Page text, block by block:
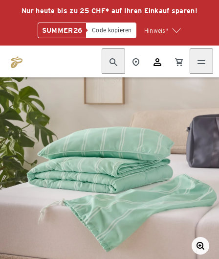
Nur heute bis zu 25 CHF* auf Ihren Einkauf sparen!
SUMMER26 Code kopieren Hinweis*